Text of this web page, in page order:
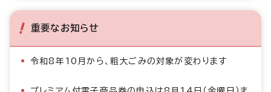
重要なお知らせ
令和8年10月から、粗大ごみの対象が変わります